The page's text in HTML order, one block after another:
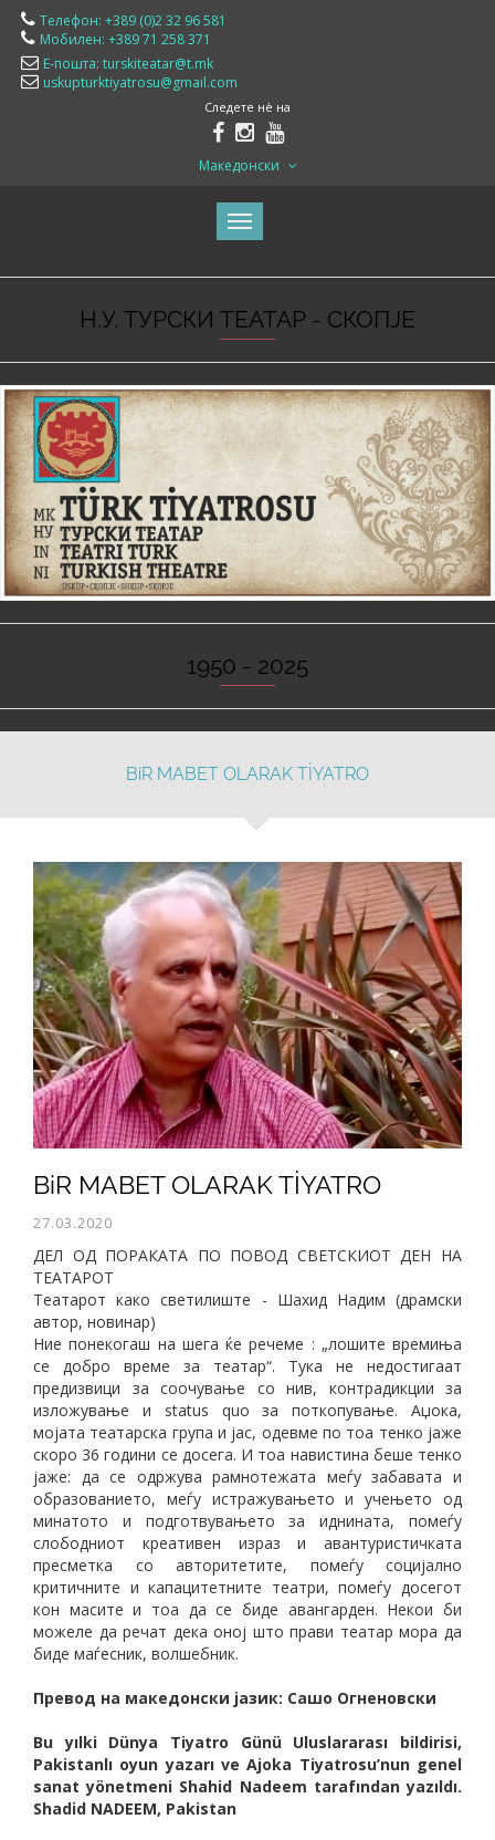
Телефон: +389 (0)2 32 96 581
Мобилен: +389 71 258 371
Е-пошта: turskiteatar@t.mk
uskupturktiyatrosu@gmail.com
Следете нè на
Македонски
Н.У. ТУРСКИ ТЕАТАР - СКОПЈЕ
1950 - 2025
BiR MABET OLARAK TİYATRO
BiR MABET OLARAK TİYATRO
27.03.2020
ДЕЛ ОД ПОРАКАТА ПО ПОВОД СВЕТСКИОТ ДЕН НА
ТЕАТАРОТ
Театарот како светилиште - Шахид Надим (драмски
aвтор, новинар)
Ние понекогаш на шега ќе речеме : „лошите времиња
се добро време за театар“. Тука не недостигаат
предизвици за соочување со нив, контрадикции за
изложување и status quo за поткопување. Аџока,
мојата театарска група и јас, одевме по тоа тенко јаже
скоро 36 години се досега. И тоа навистина беше тенко
јаже: да се одржува рамнотежата меѓу забавата и
образованието, меѓу истражувањето и учењето од
минатото и подготвувањето за иднината, помеѓу
слободниот креативен израз и авантуристичката
пресметка со авторитетите, помеѓу социјално
критичните и капацитетните театри, помеѓу досегот
кон масите и тоа да се биде авангарден. Некои би
можеле да речат дека оној што прави театар мора да
биде маѓесник, волшебник.
Превод на македонски јазик: Сашо Огненовски
Bu yılki Dünya Tiyatro Günü Uluslararası bildirisi,
Pakistanlı oyun yazarı ve Ajoka Tiyatrosu’nun genel
sanat yönetmeni Shahid Nadeem tarafından yazıldı.
Shadid NADEEM, Pakistan